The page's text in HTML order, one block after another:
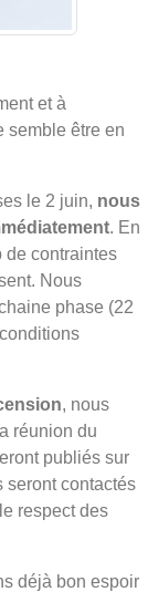
et à
semble être en
le 2 juin, nous
. En
de contraintes
Nous
phase (22
, nous
réunion du
publiés sur
seront contactés
respect des
déjà bon espoir